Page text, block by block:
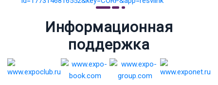
Информационная
поддержка